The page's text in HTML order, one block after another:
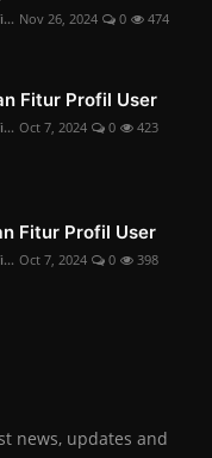
Nov 26, 2024 0 474
Fitur Profil User
Oct 7, 2024 0 423
Fitur Profil User
Oct 7, 2024 0 398
news, updates and